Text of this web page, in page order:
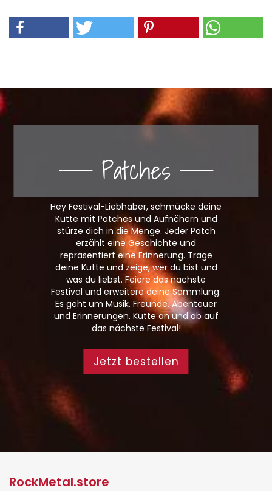
Patches
Hey Festival-Liebhaber, schmücke deine
Kutte mit Patches und Aufnähern und
stürze dich in die Menge. Jeder Patch
erzählt eine Geschichte und
repräsentiert eine Erinnerung. Trage
deine Kutte und zeige, wer du bist und
was du liebst. Feiere das nächste
Festival und erweitere deine Sammlung.
Es geht um Musik, Freunde, Abenteuer
und Erinnerungen. Kutte an und ab auf
das nächste Festival!
Jetzt bestellen
RockMetal.store